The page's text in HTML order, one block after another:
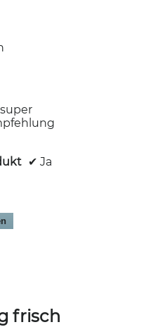
✔ Ja
frisch